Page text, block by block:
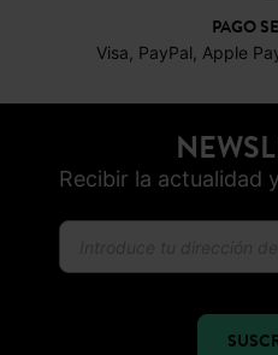
PAGO
Visa, PayPal, Apple
Recibir la actualidad